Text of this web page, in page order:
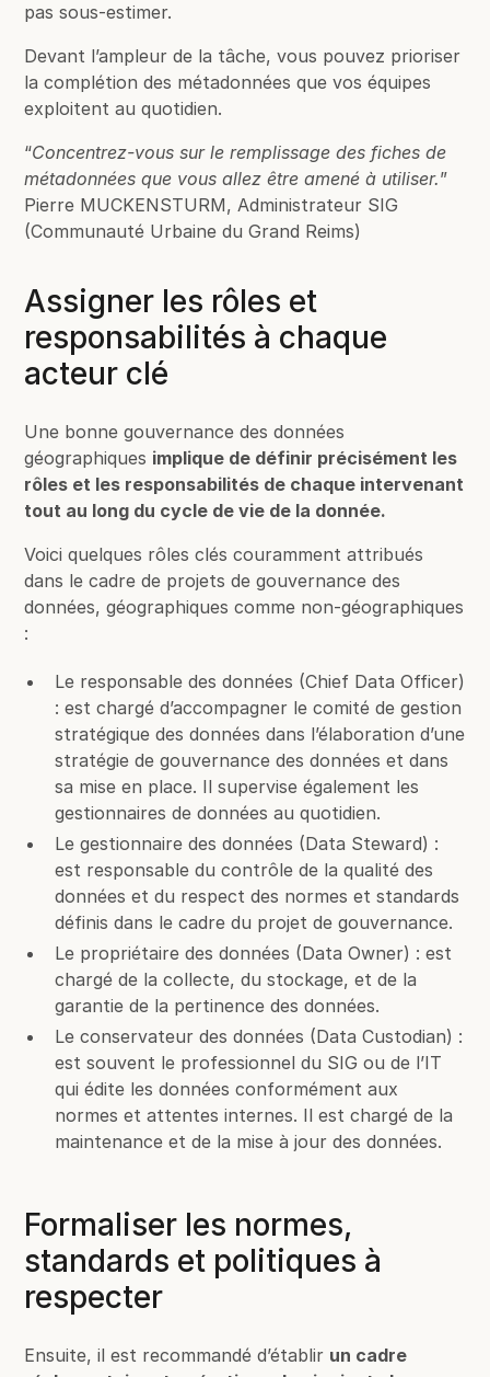
pas sous-estimer.
Devant l’ampleur de la tâche, vous pouvez prioriser
la complétion des métadonnées que vos équipes
exploitent au quotidien.
“Concentrez-vous sur le remplissage des fiches de
métadonnées que vous allez être amené à utiliser.”
Pierre MUCKENSTURM, Administrateur SIG
(Communauté Urbaine du Grand Reims)
Assigner les rôles et
responsabilités à chaque
acteur clé
Une bonne gouvernance des données
géographiques implique de définir précisément les
rôles et les responsabilités de chaque intervenant
tout au long du cycle de vie de la donnée.
Voici quelques rôles clés couramment attribués
dans le cadre de projets de gouvernance des
données, géographiques comme non-géographiques
:
Le responsable des données (Chief Data Officer)
: est chargé d’accompagner le comité de gestion
stratégique des données dans l’élaboration d’une
stratégie de gouvernance des données et dans
sa mise en place. Il supervise également les
gestionnaires de données au quotidien.
Le gestionnaire des données (Data Steward) :
est responsable du contrôle de la qualité des
données et du respect des normes et standards
définis dans le cadre du projet de gouvernance.
Le propriétaire des données (Data Owner) : est
chargé de la collecte, du stockage, et de la
garantie de la pertinence des données.
Le conservateur des données (Data Custodian) :
est souvent le professionnel du SIG ou de l’IT
qui édite les données conformément aux
normes et attentes internes. Il est chargé de la
maintenance et de la mise à jour des données.
Formaliser les normes,
standards et politiques à
respecter
Ensuite, il est recommandé d’établir un cadre